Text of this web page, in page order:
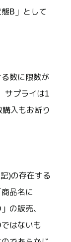
B」として
数に限数が
サプライは1
入もお断り
)の存在する
品名に
の販売、
はないも